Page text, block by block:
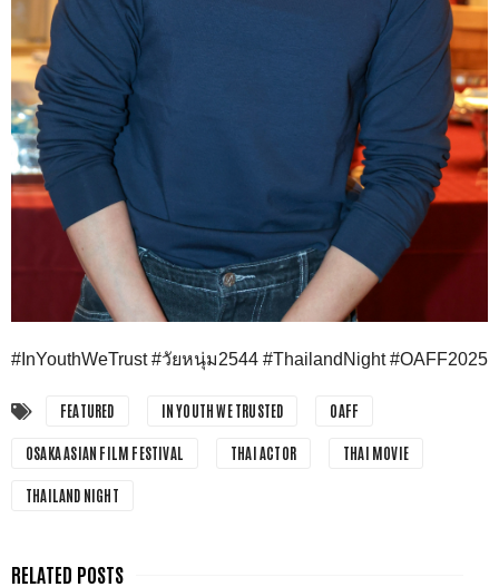
#InYouthWeTrust #วัยหนุ่ม2544 #ThailandNight #OAFF2025
FEATURED IN YOUTH WE TRUSTED OAFF
OSAKA ASIAN FILM FESTIVAL THAI ACTOR THAI MOVIE
THAILAND NIGHT